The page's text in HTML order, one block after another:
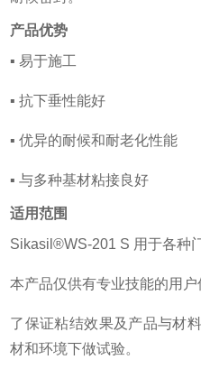
产品优势
▪ 易于施工
▪ 抗下垂性能好
▪ 优异的耐候和耐老化性能
▪ 与多种基材粘接良好
适用范围
Sikasil®WS-201 S 用于各种
本产品仅供有专业技能的用户
了保证粘结效果及产品与材
材和环境下做试验。